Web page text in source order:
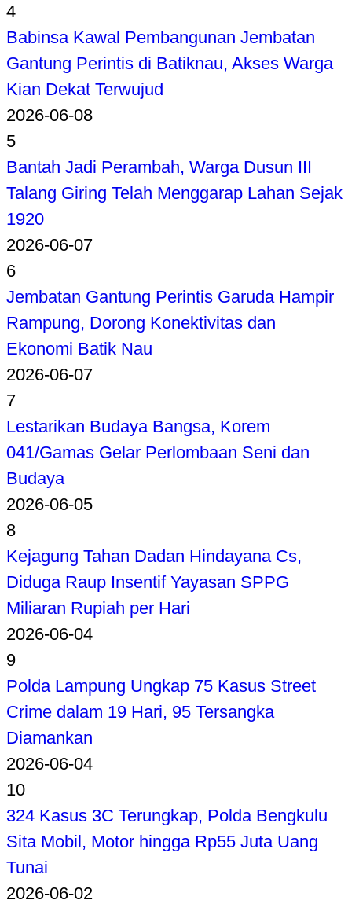
4
Babinsa Kawal Pembangunan Jembatan
Gantung Perintis di Batiknau, Akses Warga
Kian Dekat Terwujud
2026-06-08
5
Bantah Jadi Perambah, Warga Dusun III
Talang Giring Telah Menggarap Lahan Sejak
1920
2026-06-07
6
Jembatan Gantung Perintis Garuda Hampir
Rampung, Dorong Konektivitas dan
Ekonomi Batik Nau
2026-06-07
7
Lestarikan Budaya Bangsa, Korem
041/Gamas Gelar Perlombaan Seni dan
Budaya
2026-06-05
8
Kejagung Tahan Dadan Hindayana Cs,
Diduga Raup Insentif Yayasan SPPG
Miliaran Rupiah per Hari
2026-06-04
9
Polda Lampung Ungkap 75 Kasus Street
Crime dalam 19 Hari, 95 Tersangka
Diamankan
2026-06-04
10
324 Kasus 3C Terungkap, Polda Bengkulu
Sita Mobil, Motor hingga Rp55 Juta Uang
Tunai
2026-06-02